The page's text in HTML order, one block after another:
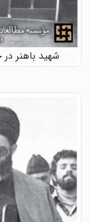
شهید باهنر